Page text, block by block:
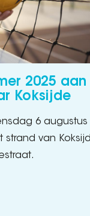
2025
Koksijde
6 augustus
strand van